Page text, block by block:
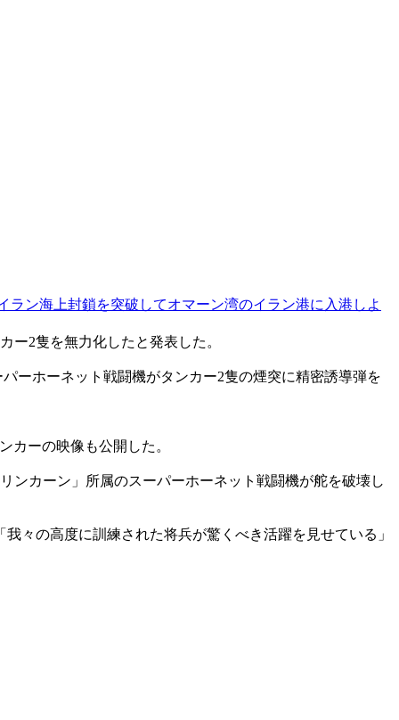
ラン海上封鎖を突破してオマーン湾のイラン港に入港しよ
ー2隻を無力化したと発表した。
ーホーネット戦闘機がタンカー2隻の煙突に精密誘導弾を
カーの映像も公開した。
ンカーン」所属のスーパーホーネット戦闘機が舵を破壊し
々の高度に訓練された将兵が驚くべき活躍を見せている」